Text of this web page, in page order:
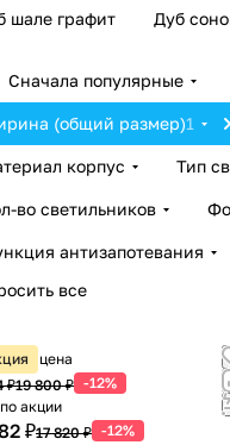
шале графит Дуб
Сначала популярные
(общий размер)1
корпус Тип
во светильников
антизапотевания
все
цена
₽19 800 ₽ -12%
акции
₽17 820 ₽ -12%